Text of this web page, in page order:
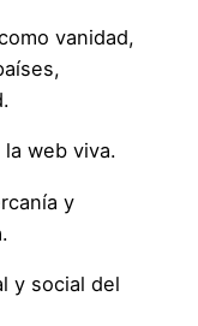
vanidad,
web viva.
y
y social del